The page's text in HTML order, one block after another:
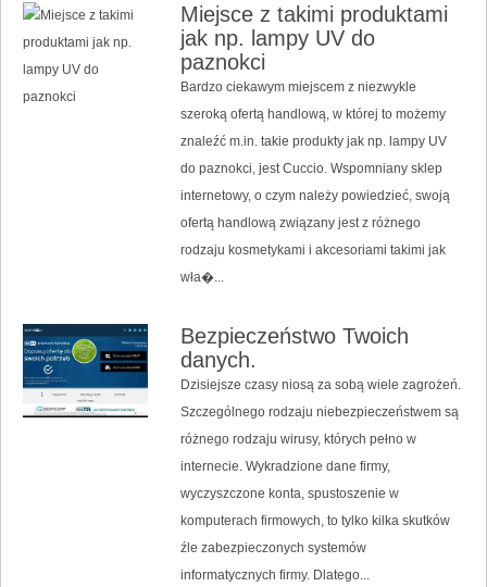
Miejsce z takimi produktami
jak np. lampy UV do
paznokci
Bardzo ciekawym miejscem z niezwykle
szeroką ofertą handlową, w której to możemy
znaleźć m.in. takie produkty jak np. lampy UV
do paznokci, jest Cuccio. Wspomniany sklep
internetowy, o czym należy powiedzieć, swoją
ofertą handlową związany jest z różnego
rodzaju kosmetykami i akcesoriami takimi jak
wła�...
Bezpieczeństwo Twoich
danych.
Dzisiejsze czasy niosą za sobą wiele zagrożeń.
Szczególnego rodzaju niebezpieczeństwem są
różnego rodzaju wirusy, których pełno w
internecie. Wykradzione dane firmy,
wyczyszczone konta, spustoszenie w
komputerach firmowych, to tylko kilka skutków
źle zabezpieczonych systemów
informatycznych firmy. Dlatego...